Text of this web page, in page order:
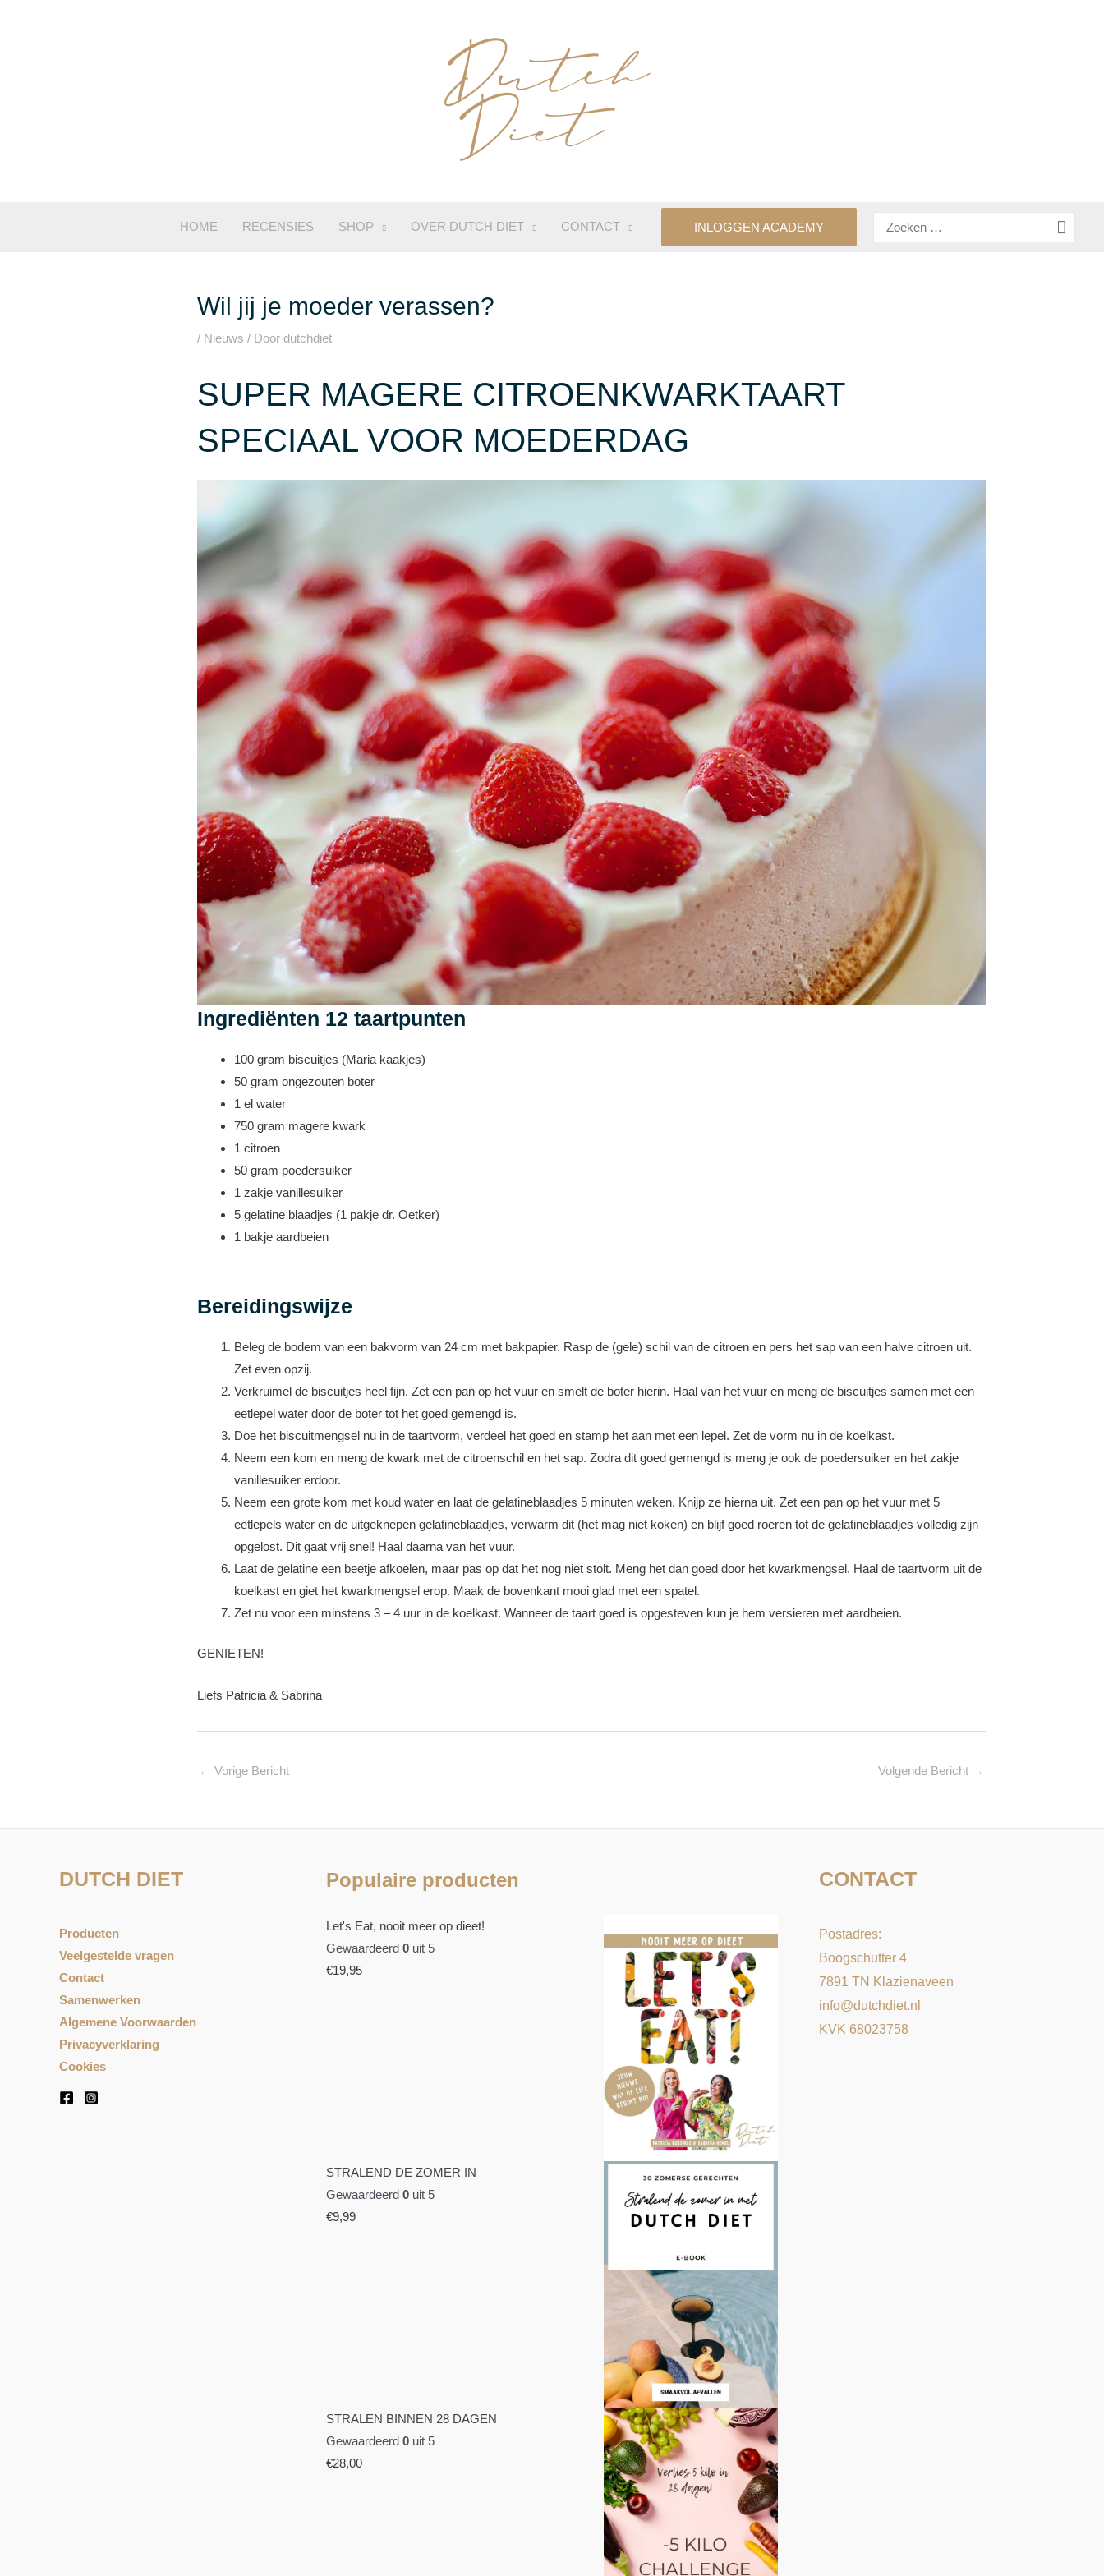
HOME RECENSIES SHOP OVER DUTCH DIET CONTACT INLOGGEN ACADEMY
naar:
Wil jij je moeder verassen?
/ Nieuws / Door dutchdiet
SUPER MAGERE CITROENKWARKTAART
SPECIAAL VOOR MOEDERDAG
Ingrediënten 12 taartpunten
100 gram biscuitjes (Maria kaakjes)
50 gram ongezouten boter
1 el water
750 gram magere kwark
1 citroen
50 gram poedersuiker
1 zakje vanillesuiker
5 gelatine blaadjes (1 pakje dr. Oetker)
1 bakje aardbeien
Bereidingswijze
Beleg de bodem van een bakvorm van 24 cm met bakpapier. Rasp de (gele) schil van de citroen en pers het sap van een halve citroen uit.
Zet even opzij.
Verkruimel de biscuitjes heel fijn. Zet een pan op het vuur en smelt de boter hierin. Haal van het vuur en meng de biscuitjes samen met een
eetlepel water door de boter tot het goed gemengd is.
Doe het biscuitmengsel nu in de taartvorm, verdeel het goed en stamp het aan met een lepel. Zet de vorm nu in de koelkast.
Neem een kom en meng de kwark met de citroenschil en het sap. Zodra dit goed gemengd is meng je ook de poedersuiker en het zakje
vanillesuiker erdoor.
Neem een grote kom met koud water en laat de gelatineblaadjes 5 minuten weken. Knijp ze hierna uit. Zet een pan op het vuur met 5
eetlepels water en de uitgeknepen gelatineblaadjes, verwarm dit (het mag niet koken) en blijf goed roeren tot de gelatineblaadjes volledig zijn
opgelost. Dit gaat vrij snel! Haal daarna van het vuur.
Laat de gelatine een beetje afkoelen, maar pas op dat het nog niet stolt. Meng het dan goed door het kwarkmengsel. Haal de taartvorm uit de
koelkast en giet het kwarkmengsel erop. Maak de bovenkant mooi glad met een spatel.
Zet nu voor een minstens 3 – 4 uur in de koelkast. Wanneer de taart goed is opgesteven kun je hem versieren met aardbeien.
GENIETEN!
Liefs Patricia & Sabrina
← Vorige Bericht Volgende Bericht →
DUTCH DIET
Producten
Veelgestelde vragen
Contact
Samenwerken
Algemene Voorwaarden
Privacyverklaring
Cookies
Populaire producten
Let's Eat, nooit meer op dieet!
Gewaardeerd 0 uit 5
€19,95
STRALEND DE ZOMER IN
Gewaardeerd 0 uit 5
€9,99
STRALEN BINNEN 28 DAGEN
Gewaardeerd 0 uit 5
€28,00
CONTACT
Postadres:
Boogschutter 4
7891 TN Klazienaveen
info@dutchdiet.nl
KVK 68023758